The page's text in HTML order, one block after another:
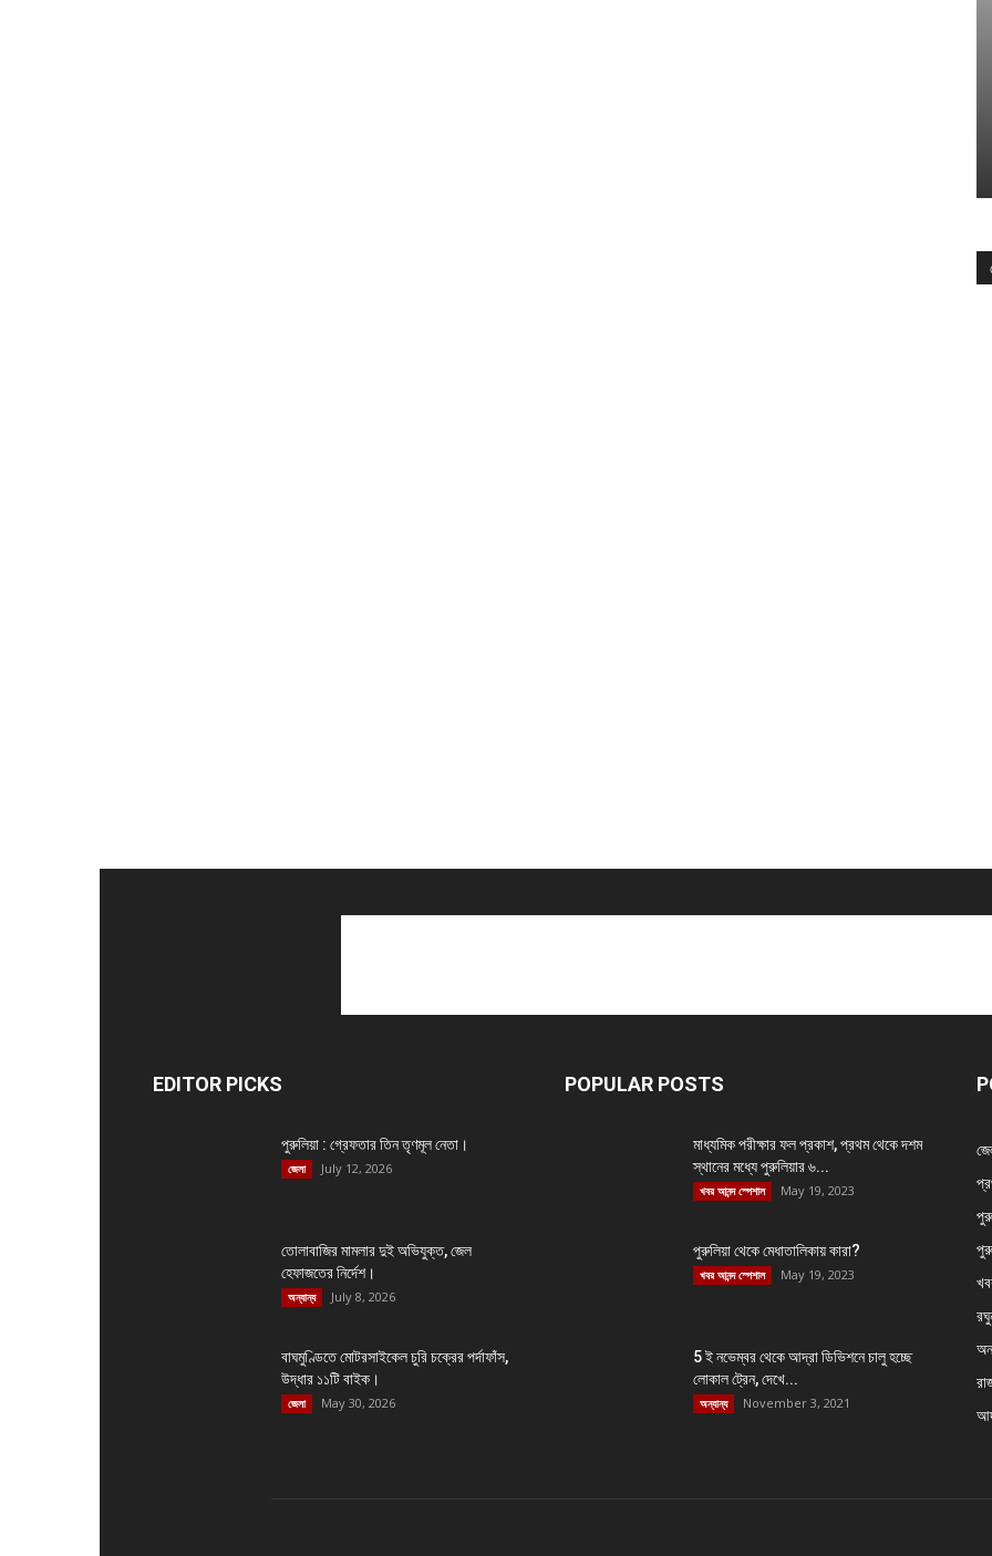
EDITOR PICKS
পুরুলিয়া : গ্রেফতার তিন তৃণমূল নেতা।
জেলা July 12, 2026
তোলাবাজির মামলার দুই অভিযুক্ত, জেল
হেফাজতের নির্দেশ।
অন্যান্য July 8, 2026
বাঘমুণ্ডিতে মোটরসাইকেল চুরি চক্রের পর্দাফাঁস,
উদ্ধার ১১টি বাইক।
জেলা May 30, 2026
POPULAR POSTS
মাধ্যমিক পরীক্ষার ফল প্রকাশ, প্রথম থেকে দশম
স্থানের মধ্যে পুরুলিয়ার ৬...
খবর আনন্দ স্পেশাল May 19, 2023
পুরুলিয়া থেকে মেধাতালিকায় কারা?
খবর আনন্দ স্পেশাল May 19, 2023
5 ই নভেম্বর থেকে আদ্রা ডিভিশনে চালু হচ্ছে
লোকাল ট্রেন, দেখে...
অন্যান্য November 3, 2021